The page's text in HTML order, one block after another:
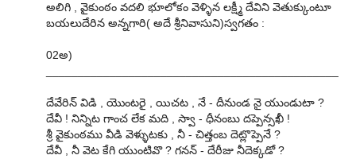
అలిగి , వైకుంఠం వదలి భూలోకం వెళ్ళిన లక్ష్మీ దేవిని వెతుక్కుంటూ
బయలుదేరిన అన్నగారి( అదే శ్రీనివాసుని)స్వగతం :
02అ)
దేవేరిన్ విడి , యొంటరై , యిచట , నే - దీనుండ నై యుండుటా ?
దేవీ ! నిన్నిట గాంచ లేక మది , స్వా - ధీనంబు దప్పెన్సఖీ !
శ్రీ వైకుంఠము వీడి వెళ్ళుటకు , నీ - చిత్తంబ దెట్లొప్పెనే ?
దేవీ , నీ వెట కేగి యుంటివొ ? గనన్ - దేరీజు నీదెక్కడో ?